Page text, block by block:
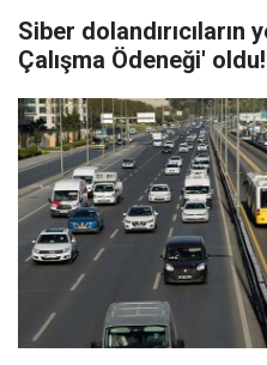
Siber dolandırıcıların
Çalışma Ödeneği' oldu!